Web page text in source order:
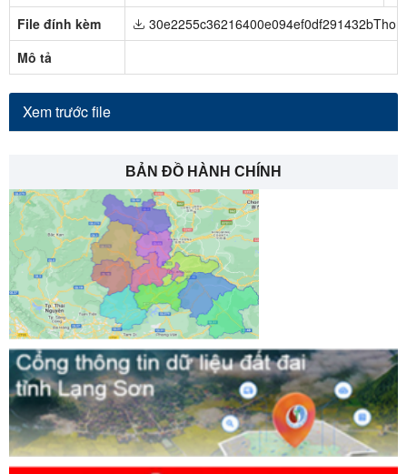
File đính kèm
Mô tả
Xem trước file
BẢN ĐỒ HÀNH CHÍNH